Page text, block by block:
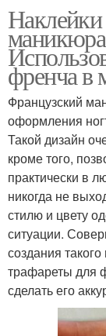
Наклейки
френча в
Французский
оформления
Такой дизайн
кроме того,
практически в
никогда не
стилю и цвету
ситуации.
создания
трафареты для
сделать его